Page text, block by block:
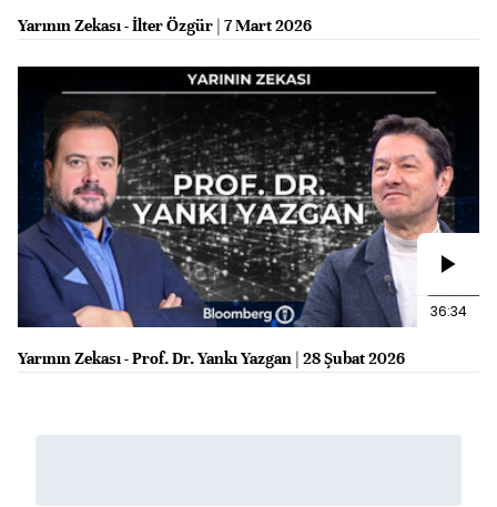
Yarının Zekası - İlter Özgür | 7 Mart 2026
36:34
Yarının Zekası - Prof. Dr. Yankı Yazgan | 28 Şubat 2026